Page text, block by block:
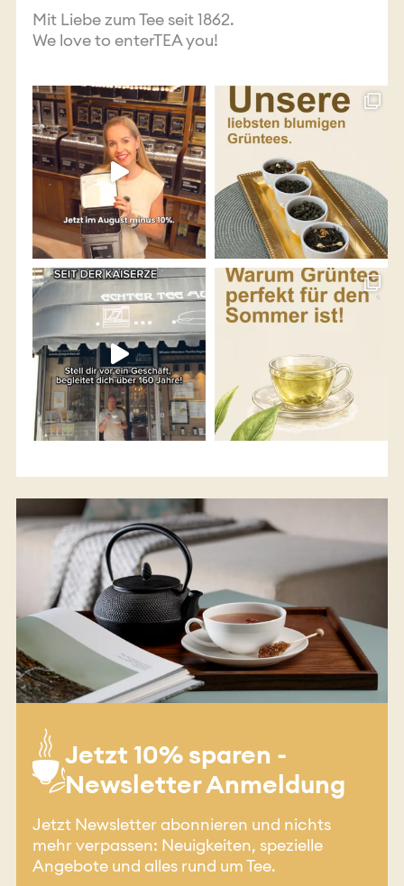
Mit Liebe zum Tee seit 1862.
We love to enterTEA you!
Jetzt 10% sparen -
Newsletter Anmeldung
Jetzt Newsletter abonnieren und nichts
mehr verpassen: Neuigkeiten, spezielle
Angebote und alles rund um Tee.